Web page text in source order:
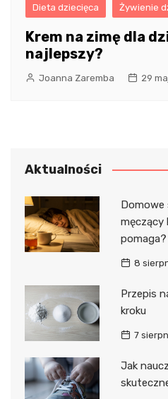
Dieta dziecięca Żywienie
Krem na zimę dla
najlepszy?
Joanna Zaremba 29
Aktualności
Domowe
męczący
pomaga?
8
Przepis
kroku
7
Jak